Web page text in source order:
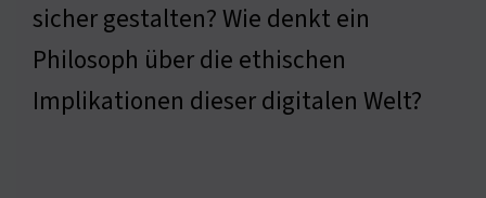
sicher gestalten? Wie denkt ein
Philosoph über die ethischen
Implikationen dieser digitalen Welt?